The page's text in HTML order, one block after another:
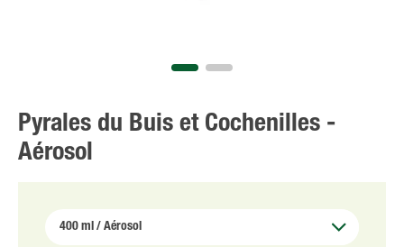
Pyrales du Buis et Cochenilles -
Aérosol